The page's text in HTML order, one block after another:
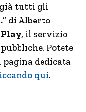
già tutti gli
” di Alberto
, il servizio
Potete
dedicata
qui.